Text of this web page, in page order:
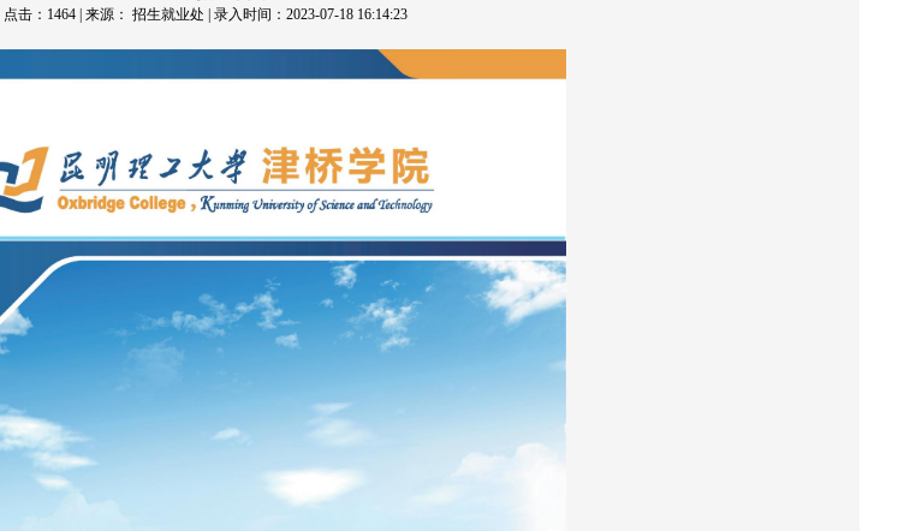
点击： 1464 | 来源： 招生就业处 | 录入时间：2023-07-18 16:14:23